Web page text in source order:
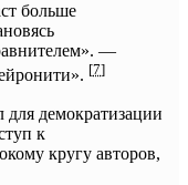
больше
—
[7]
демократизации
к
кругу авторов,